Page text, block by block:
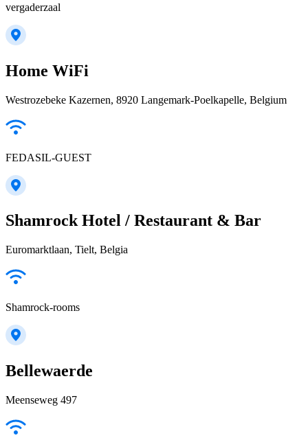
vergaderzaal
Home WiFi
Westrozebeke Kazernen, 8920 Langemark-Poelkapelle, Belgium
FEDASIL-GUEST
Shamrock Hotel / Restaurant & Bar
Euromarktlaan, Tielt, Belgia
Shamrock-rooms
Bellewaerde
Meenseweg 497